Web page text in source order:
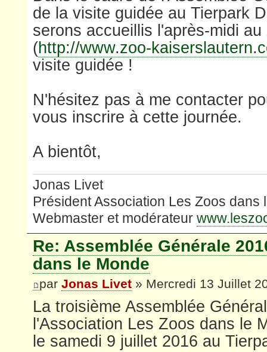
de la visite guidée au Tierpark
serons accueillis l'après-midi
(http://www.zoo-
visite guidée !
N'hésitez pas à me contacter
vous inscrire à cette journée.
A bientôt,
Jonas Livet
Président Association Les Zoos dans
Webmaster et modérateur
Re: Assemblée Générale
dans le Monde
par Jonas Livet » Mercredi 13 Juillet
La troisième Assemblée
l'Association Les Zoos dans le
le samedi 9 juillet 2016 au